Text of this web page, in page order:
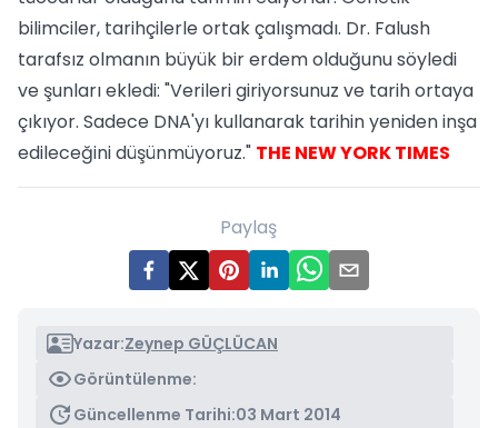
bilimciler, tarihçilerle ortak çalışmadı. Dr. Falush
tarafsız olmanın büyük bir erdem olduğunu söyledi
ve şunları ekledi: "Verileri giriyorsunuz ve tarih ortaya
çıkıyor. Sadece DNA'yı kullanarak tarihin yeniden inşa
edileceğini düşünmüyoruz." THE NEW YORK TIMES
Paylaş
Yazar:Zeynep GÜÇLÜCAN
Görüntülenme:
Güncellenme Tarihi:03 Mart 2014